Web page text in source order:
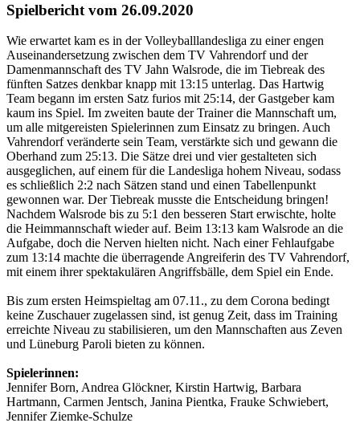
Spielbericht vom 26.09.2020
Wie erwartet kam es in der Volleyballlandesliga zu einer engen
Auseinandersetzung zwischen dem TV Vahrendorf und der
Damenmannschaft des TV Jahn Walsrode, die im Tiebreak des
fünften Satzes denkbar knapp mit 13:15 unterlag. Das Hartwig
Team begann im ersten Satz furios mit 25:14, der Gastgeber kam
kaum ins Spiel. Im zweiten baute der Trainer die Mannschaft um,
um alle mitgereisten Spielerinnen zum Einsatz zu bringen. Auch
Vahrendorf veränderte sein Team, verstärkte sich und gewann die
Oberhand zum 25:13. Die Sätze drei und vier gestalteten sich
ausgeglichen, auf einem für die Landesliga hohem Niveau, sodass
es schließlich 2:2 nach Sätzen stand und einen Tabellenpunkt
gewonnen war. Der Tiebreak musste die Entscheidung bringen!
Nachdem Walsrode bis zu 5:1 den besseren Start erwischte, holte
die Heimmannschaft wieder auf. Beim 13:13 kam Walsrode an die
Aufgabe, doch die Nerven hielten nicht. Nach einer Fehlaufgabe
zum 13:14 machte die überragende Angreiferin des TV Vahrendorf,
mit einem ihrer spektakulären Angriffsbälle, dem Spiel ein Ende.
Bis zum ersten Heimspieltag am 07.11., zu dem Corona bedingt
keine Zuschauer zugelassen sind, ist genug Zeit, dass im Training
erreichte Niveau zu stabilisieren, um den Mannschaften aus Zeven
und Lüneburg Paroli bieten zu können.
Spielerinnen:
Jennifer Born, Andrea Glöckner, Kirstin Hartwig, Barbara
Hartmann, Carmen Jentsch, Janina Pientka, Frauke Schwiebert,
Jennifer Ziemke-Schulze